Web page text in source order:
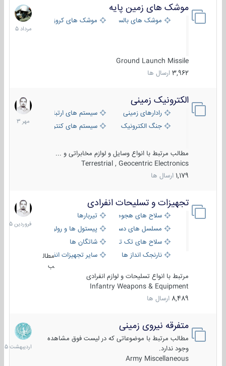
موشک های زمین پایه
موشک های بالستیک موشک های کروز
Ground Launch Missile
3,962 ارسال ها
2
مرداد
1405
الکترونیک زمینی
رادارهای زمینی
سیستم های ارتباطی و جمع آوری
جنگ الکترونیک
سیستم های کنترل آتش و تجهیزات
مطالب مرتبط با انواع وسایل و لوازم مخابراتی و ...
Terrestrial , Geocentric Electronics
1,179 ارسال ها
1
مهر
1403
تجهیزات و تسلیحات انفرادی
سلاح های هجومی
تیربارها
مسلسل های دستی
پیستول ها و رولورها
سلاح های تک تیر اندازیشاتگان ها
نارنجک انداز ها
سایر تجهیزات انفرادی
مطال
ب
مرتبط با انواع تسلیحات و لوازم انفرادی
Infantry Weapons & Equipment
8,489 ارسال ها
17
فروردین
1405
متفرقه نیروی زمینی
مطالب مرتبط با موضوعاتی که در لیست فوق مشاهده
وجود ندارد.
Army Miscellaneous
27
1405